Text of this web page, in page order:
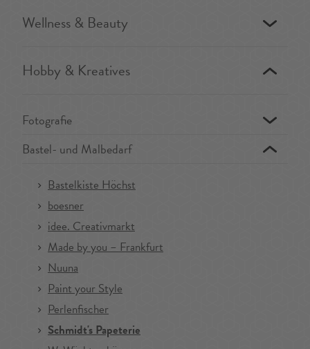
Wellness & Beauty
Hobby & Kreatives
Fotografie
Bastel- und Malbedarf
Bastelkiste Höchst
boesner
idee. Creativmarkt
Made by you – Frankfurt
Nuuna
Paint your Style
Perlenfischer
Schmidt's Papeterie